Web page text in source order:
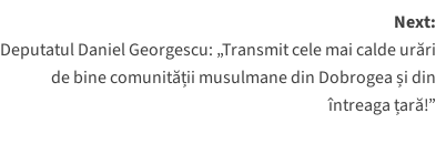
Next:
Deputatul Daniel Georgescu: „Transmit cele mai calde urări
de bine comunității musulmane din Dobrogea și din
întreaga țară!”